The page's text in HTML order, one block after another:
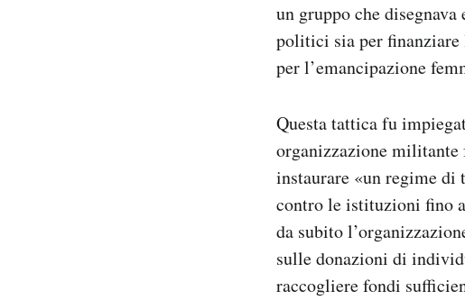
un gruppo che
politici sia per finanziare
per l’emancipazione
Questa tattica fu
organizzazione militante
instaurare «un regime
contro le istituzioni fino
da subito
sulle donazioni di
raccogliere fondi